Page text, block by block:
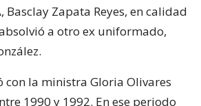
Basclay Zapata Reyes, en calidad
a otro ex uniformado,
con la ministra Gloria Olivares
1990 y 1992. En ese periodo